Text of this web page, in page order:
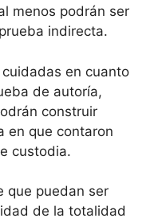
menos podrán ser
indirecta.
en cuanto
de autoría,
construir
en que contaron
custodia.
que puedan ser
de la totalidad